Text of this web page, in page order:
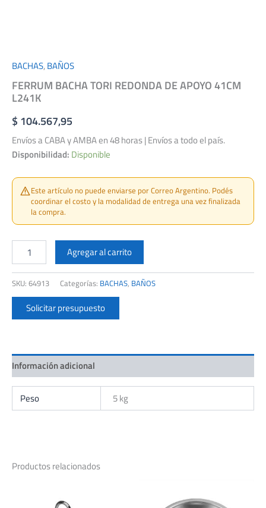
BACHAS,BAÑOS
FERRUM BACHA TORI REDONDA DE APOYO 41CM
L241K
$ 104.567,95
Envíos a CABA y AMBA en 48 horas | Envíos a todo el país.
Disponibilidad: Disponible
Este artículo no puede enviarse por Correo Argentino. Podés
coordinar el costo y la modalidad de entrega una vez finalizada
la compra.
FERRUM
BACHA
TORI
REDONDA
DE
APOYO
41CM
L241K
Agregar al carrito
SKU: 64913 Categorías: BACHAS, BAÑOS
Solicitar presupuesto
Información adicional
Peso 5 kg
Productos relacionados